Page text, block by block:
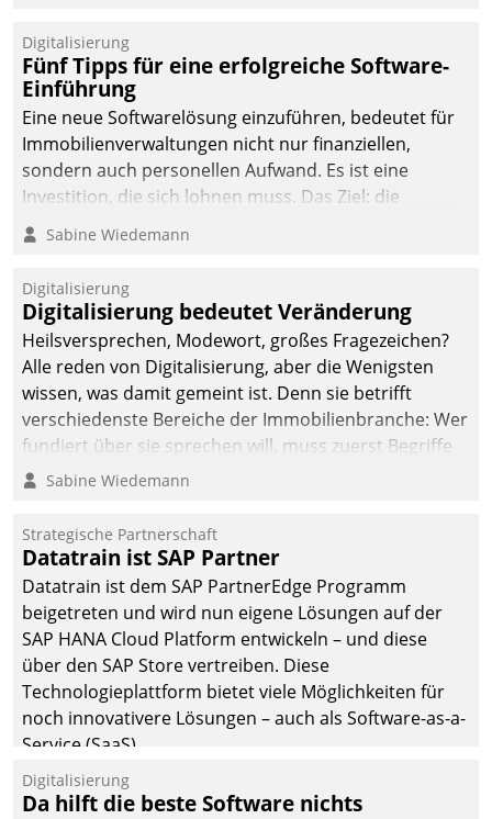
Digitalisierung
Fünf Tipps für eine erfolgreiche Software-
Einführung
Eine neue Softwarelösung einzuführen, bedeutet für
Immobilienverwaltungen nicht nur finanziellen,
sondern auch personellen Aufwand. Es ist eine
Investition, die sich lohnen muss. Das Ziel: die
nachhaltige Optimierung der Geschäftsabläufe. Damit
dieses Ziel erreicht wird, sollten einige Grundregeln
Sabine Wiedemann
Digitalisierung
Digitalisierung bedeutet Veränderung
Heilsversprechen, Modewort, großes Fragezeichen?
Alle reden von Digitalisierung, aber die Wenigsten
wissen, was damit gemeint ist. Denn sie betrifft
verschiedenste Bereiche der Immobilienbranche: Wer
fundiert über sie sprechen will, muss zuerst Begriffe
klären. Ein Aspekt ist die betriebliche Optimierung:
Einsparungen durch optimierte und automatisierte
Prozesse. Doch man darf nicht zu viel erwarten: Allein
mit der Einführung einer neuen Software ist es nicht
getan. Die Digitalisierung erfordert von Unternehmen
die Bereitschaft, sich zu überprüfen, zu hinterfragen
und zu verändern.
Sabine Wiedemann
Strategische Partnerschaft
Datatrain ist SAP Partner
Datatrain ist dem SAP PartnerEdge Programm
beigetreten und wird nun eigene Lösungen auf der
SAP HANA Cloud Platform entwickeln – und diese
über den SAP Store vertreiben. Diese
Technologieplattform bietet viele Möglichkeiten für
noch innovativere Lösungen – auch als Software-as-a-
Service (SaaS).
Digitalisierung
Da hilft die beste Software nichts